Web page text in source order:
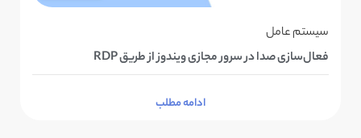
سیستم عامل
فعال‌سازی صدا در سرور مجازی ویندوز از طریق RDP
ادامه مطلب